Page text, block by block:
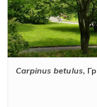
Carpinus betulus,